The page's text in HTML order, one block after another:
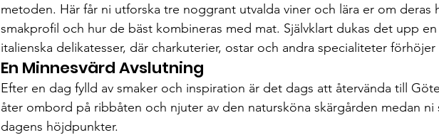
metoden. Här får ni utforska tre noggrant utvalda viner och lära er om deras
smakprofil och hur de bäst kombineras med mat. Självklart dukas det upp
italienska delikatesser, där charkuterier, ostar och andra specialiteter
En Minnesvärd Avslutning
Efter en dag fylld av smaker och inspiration är det dags att återvända till
åter ombord på ribbåten och njuter av den natursköna skärgården medan ni
dagens höjdpunkter.